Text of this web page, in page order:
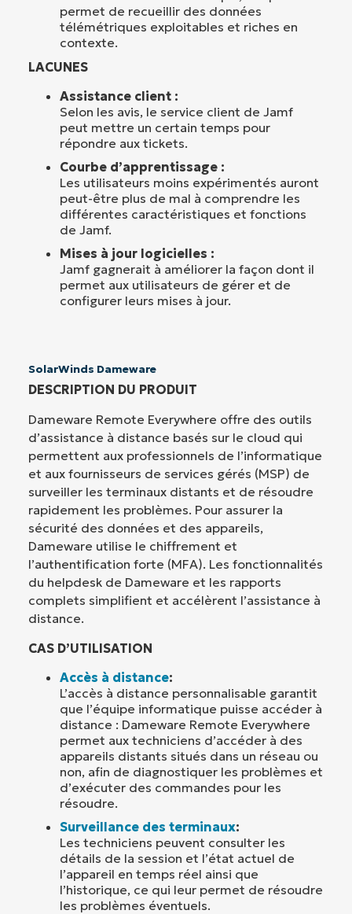
permet de recueillir des données
télémétriques exploitables et riches en
contexte.
LACUNES
Assistance client :
Selon les avis, le service client de Jamf
peut mettre un certain temps pour
répondre aux tickets.
Courbe d’apprentissage :
Les utilisateurs moins expérimentés auront
peut-être plus de mal à comprendre les
différentes caractéristiques et fonctions
de Jamf.
Mises à jour logicielles :
Jamf gagnerait à améliorer la façon dont il
permet aux utilisateurs de gérer et de
configurer leurs mises à jour.
SolarWinds Dameware
DESCRIPTION DU PRODUIT
Dameware Remote Everywhere offre des outils
d’assistance à distance basés sur le cloud qui
permettent aux professionnels de l’informatique
et aux fournisseurs de services gérés (MSP) de
surveiller les terminaux distants et de résoudre
rapidement les problèmes. Pour assurer la
sécurité des données et des appareils,
Dameware utilise le chiffrement et
l’authentification forte (MFA). Les fonctionnalités
du helpdesk de Dameware et les rapports
complets simplifient et accélèrent l’assistance à
distance.
CAS D’UTILISATION
Accès à distance:
L’accès à distance personnalisable garantit
que l’équipe informatique puisse accéder à
distance : Dameware Remote Everywhere
permet aux techniciens d’accéder à des
appareils distants situés dans un réseau ou
non, afin de diagnostiquer les problèmes et
d’exécuter des commandes pour les
résoudre.
Surveillance des terminaux:
Les techniciens peuvent consulter les
détails de la session et l’état actuel de
l’appareil en temps réel ainsi que
l’historique, ce qui leur permet de résoudre
les problèmes éventuels.